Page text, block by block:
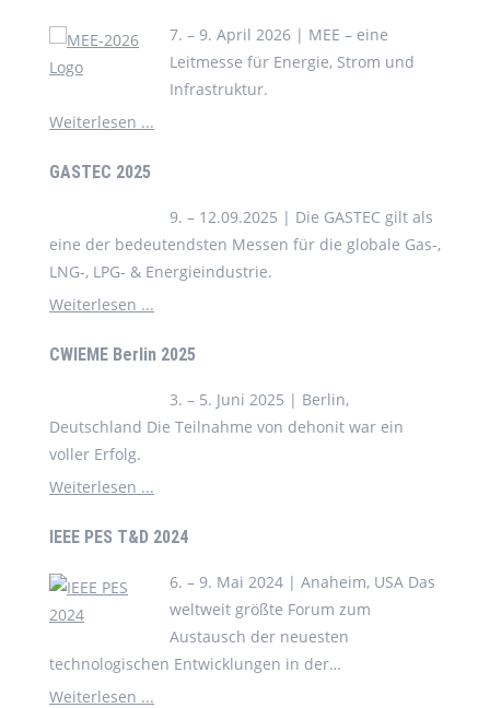
7. – 9. April 2026 | MEE – eine
Leitmesse für Energie, Strom und
Infrastruktur.
Weiterlesen ...
GASTEC 2025
9. – 12.09.2025 | Die GASTEC gilt als
eine der bedeutendsten Messen für die globale Gas-,
LNG-, LPG- & Energieindustrie.
Weiterlesen ...
CWIEME Berlin 2025
3. – 5. Juni 2025 | Berlin,
Deutschland Die Teilnahme von dehonit war ein
voller Erfolg.
Weiterlesen ...
IEEE PES T&D 2024
6. – 9. Mai 2024 | Anaheim, USA Das
weltweit größte Forum zum
Austausch der neuesten
technologischen Entwicklungen in der
Elektrizitätsindustrie
Weiterlesen ...